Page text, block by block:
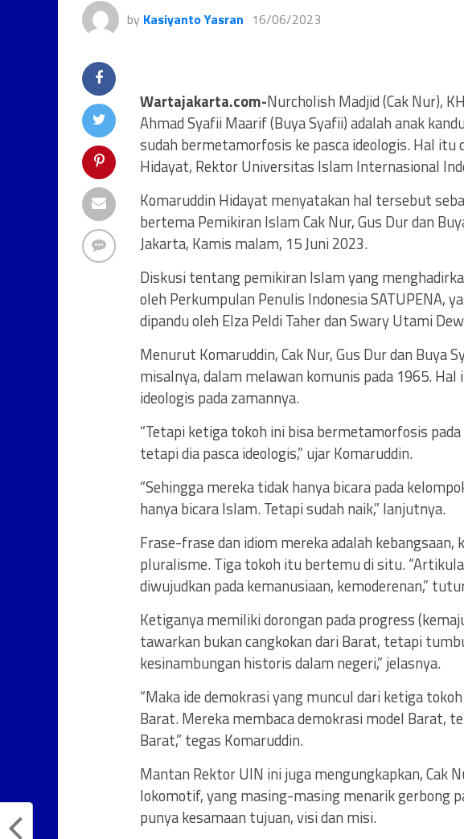
by Kasiyanto Yasran 16/06/2023
Wartajakarta.com-Nurcholish Madjid (Cak Nur),
Ahmad Syafii Maarif (Buya Syafii) adalah anak
sudah bermetamorfosis ke pasca ideologis. Hal itu
Hidayat, Rektor Universitas Islam Internasional
Komaruddin Hidayat menyatakan hal tersebut
bertema Pemikiran Islam Cak Nur, Gus Dur dan
Jakarta, Kamis malam, 15 Juni 2023.
Diskusi tentang pemikiran Islam yang
oleh Perkumpulan Penulis Indonesia SATUPENA,
dipandu oleh Elza Peldi Taher dan Swary Utami
Menurut Komaruddin, Cak Nur, Gus Dur dan Buya
misalnya, dalam melawan komunis pada 1965.
ideologis pada zamannya.
“Tetapi ketiga tokoh ini bisa bermetamorfosis
tetapi dia pasca ideologis,” ujar Komaruddin.
“Sehingga mereka tidak hanya bicara pada
hanya bicara Islam. Tetapi sudah naik,” lanjutnya.
Frase-frase dan idiom mereka adalah kebangsaan,
pluralisme. Tiga tokoh itu bertemu di situ.
diwujudkan pada kemanusiaan, kemoderenan,”
Ketiganya memiliki dorongan pada progress
tawarkan bukan cangkokan dari Barat, tetapi
kesinambungan historis dalam negeri,” jelasnya.
“Maka ide demokrasi yang muncul dari ketiga
Barat. Mereka membaca demokrasi model Barat,
Barat,” tegas Komaruddin.
Mantan Rektor UIN ini juga mengungkapkan, Cak
lokomotif, yang masing-masing menarik gerbong
punya kesamaan tujuan, visi dan misi.